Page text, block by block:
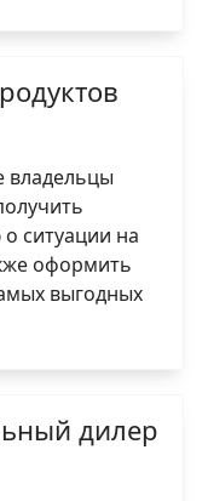
владельцы
ситуации на
оформить
выгодных
дилер